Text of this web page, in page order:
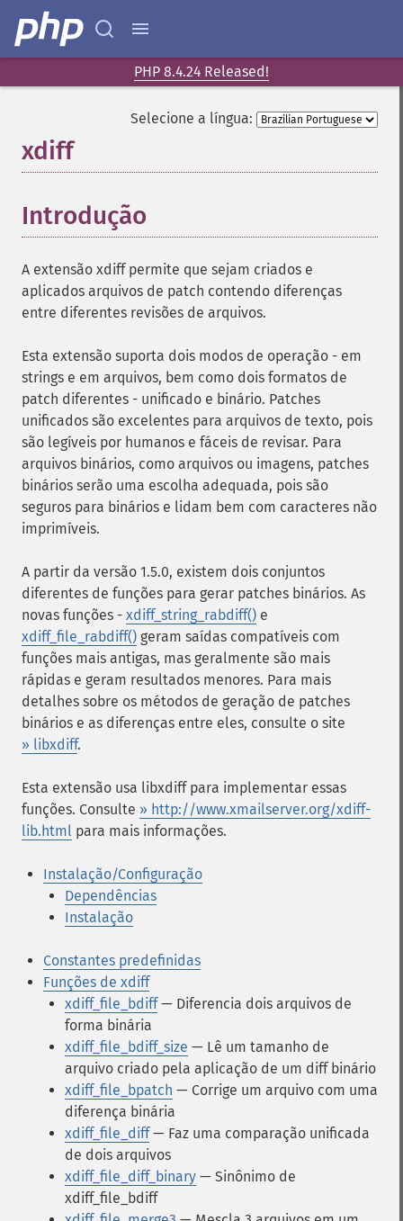
PHP 8.4.24 Released!
Selecione a língua:
xdiff¶
Introdução
A extensão xdiff permite que sejam criados e
aplicados arquivos de patch contendo diferenças
entre diferentes revisões de arquivos.
Esta extensão suporta dois modos de operação - em
strings e em arquivos, bem como dois formatos de
patch diferentes - unificado e binário. Patches
unificados são excelentes para arquivos de texto, pois
são legíveis por humanos e fáceis de revisar. Para
arquivos binários, como arquivos ou imagens, patches
binários serão uma escolha adequada, pois são
seguros para binários e lidam bem com caracteres não
imprimíveis.
A partir da versão 1.5.0, existem dois conjuntos
diferentes de funções para gerar patches binários. As
novas funções - xdiff_string_rabdiff() e
xdiff_file_rabdiff() geram saídas compatíveis com
funções mais antigas, mas geralmente são mais
rápidas e geram resultados menores. Para mais
detalhes sobre os métodos de geração de patches
binários e as diferenças entre eles, consulte o site
» libxdiff.
Esta extensão usa libxdiff para implementar essas
funções. Consulte » http://www.xmailserver.org/xdiff-
lib.html para mais informações.
Instalação/Configuração
Dependências
Instalação
Constantes predefinidas
Funções de xdiff
xdiff_file_bdiff— Diferencia dois arquivos de
forma binária
xdiff_file_bdiff_size — Lê um tamanho de
arquivo criado pela aplicação de um diff binário
xdiff_file_bpatch — Corrige um arquivo com uma
diferença binária
xdiff_file_diff— Faz uma comparação unificada
de dois arquivos
xdiff_file_diff_binary — Sinônimo de
xdiff_file_bdiff